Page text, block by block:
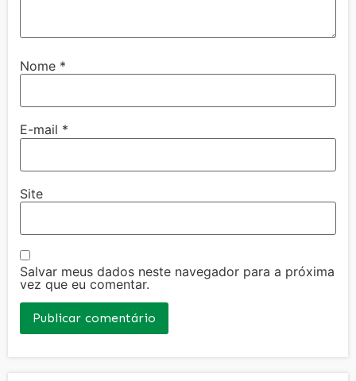
Nome *
E-mail *
Site
Salvar meus dados neste navegador para a próxima
vez que eu comentar.